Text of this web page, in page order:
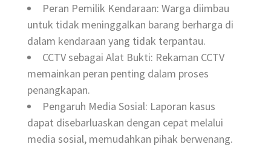
Peran Pemilik Kendaraan: Warga diimbau
untuk tidak meninggalkan barang berharga di
dalam kendaraan yang tidak terpantau.
CCTV sebagai Alat Bukti: Rekaman CCTV
memainkan peran penting dalam proses
penangkapan.
Pengaruh Media Sosial: Laporan kasus
dapat disebarluaskan dengan cepat melalui
media sosial, memudahkan pihak berwenang.